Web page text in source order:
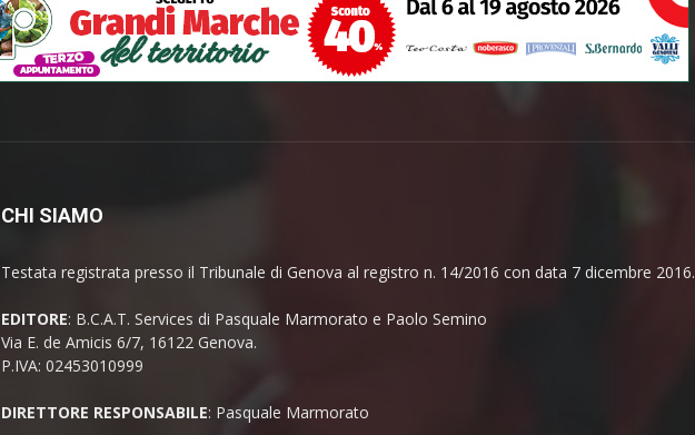
CHI SIAMO
Testata registrata presso il Tribunale di Genova al registro n. 14/2016 con data 7 dicembre 2016.
EDITORE: B.C.A.T. Services di Pasquale Marmorato e Paolo Semino
Via E. de Amicis 6/7, 16122 Genova.
P.IVA: 02453010999
DIRETTORE RESPONSABILE: Pasquale Marmorato